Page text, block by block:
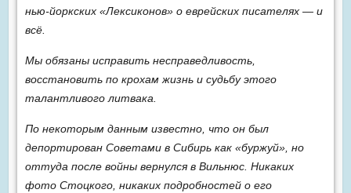
нью-йоркских «Лексиконов» о еврейских писателях — и
всё.
Мы обязаны исправить несправедливость,
восстановить по крохам жизнь и судьбу этого
талантливого литвака.
По некоторым данным известно, что он был
депортирован Советами в Сибирь как «буржуй», но
оттуда после войны вернулся в Вильнюс. Никаких
фото Стоцкого, никаких подробностей о его